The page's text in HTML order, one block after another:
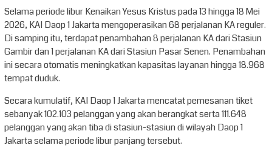
Selama periode libur Kenaikan Yesus Kristus pada 13 hingga 18 Mei
2026, KAI Daop 1 Jakarta mengoperasikan 68 perjalanan KA reguler.
Di samping itu, terdapat penambahan 8 perjalanan KA dari Stasiun
Gambir dan 1 perjalanan KA dari Stasiun Pasar Senen. Penambahan
ini secara otomatis meningkatkan kapasitas layanan hingga 18.968
tempat duduk.
Secara kumulatif, KAI Daop 1 Jakarta mencatat pemesanan tiket
sebanyak 102.103 pelanggan yang akan berangkat serta 111.648
pelanggan yang akan tiba di stasiun-stasiun di wilayah Daop 1
Jakarta selama periode libur panjang tersebut.